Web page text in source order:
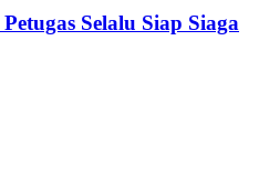
Selalu Siap Siaga